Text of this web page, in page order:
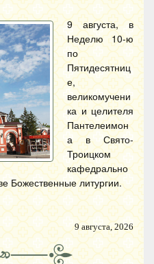
9 августа, в
Неделю 10-ю
по
Пятидесятниц
е,
великомучени
ка и целителя
Пантелеимон
а в Свято-
Троицком
кафедрально
Божественные литургии.
9 августа, 2026